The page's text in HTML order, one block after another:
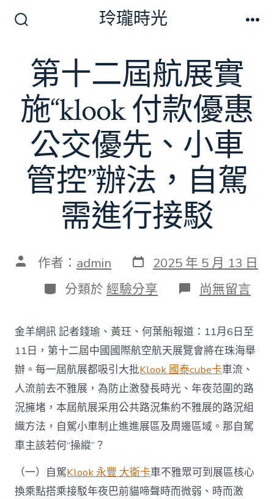
切
換
開
關
玲瓏時光
第十二屆航展實
施“klook 付款優惠
公交優先、小車
管控”辦法，自駕
需進行接駁
文 作者： admin 發
表
日
期
2025 年 5 月 13 日
分
類
分類於 經驗分享 在
〈第
二
屆
航
展
實
施
“klook
付
款
優
交
優
尚無留言
金羊網訊 記者錢瑜、黃玨、何葉船報道：11月6日至
11日，第十二屆中國國際航空航天展覽會將在珠海舉
辦。每一屆航展都吸引大批Klook 國泰cube卡車流、
人流前去不雅展，為防止激發長時光、年夜范圍的路
況擁堵，本屆航展采用公共路況集約不雅展的路況組
織方法，自駕小車制止進進展區及周邊區域。那自駕
車主該若何“操縱”？
（一）自駕Klook 永豐 大衛卡車不雅眾可到展區核心
換乘點搭乘接駁年夜巴前貓啼聲時而微弱、時而激